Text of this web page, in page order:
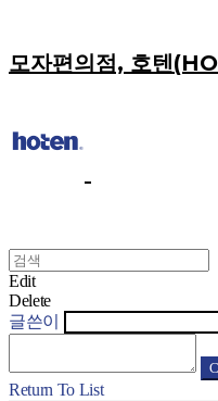
모자편의점, 호텐
Edit
Delete
글쓴이
Return To List